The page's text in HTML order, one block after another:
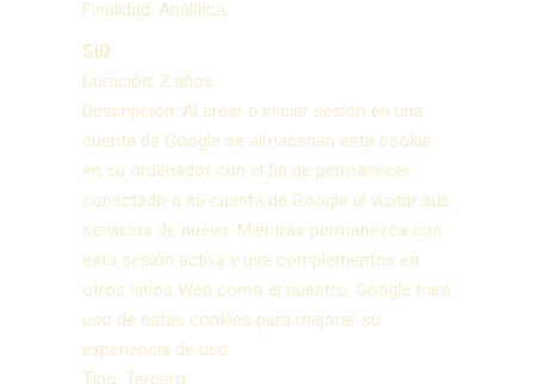
Finalidad: Analítica
SID
Duración: 2 años
Descripción: Al crear o iniciar sesión en una
cuenta de Google se almacenan esta cookie
en su ordenador con el fin de permanecer
conectado a su cuenta de Google al visitar sus
servicios de nuevo. Mientras permanezca con
esta sesión activa y use complementos en
otros sitios Web como el nuestro, Google hará
uso de estas cookies para mejorar su
experiencia de uso.
Tipo: Tercero